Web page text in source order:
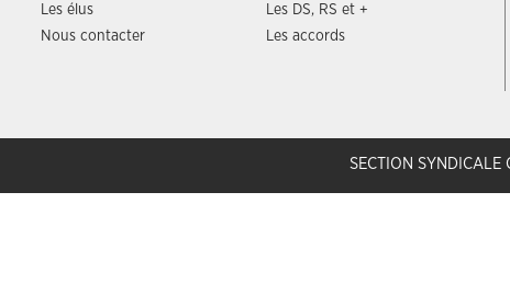
Les élus
Les DS, RS et +
Nous contacter
Les accords
SECTION SYNDICALE